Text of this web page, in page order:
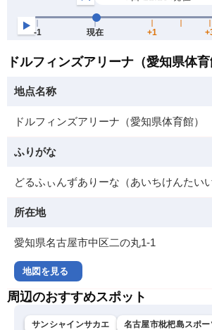
ドルフィンズアリーナ（愛知県体
地点名称
ドルフィンズアリーナ（愛知県体育館）
ふりがな
どるふぃんずありーな（あいちけんたい
所在地
愛知県名古屋市中区二の丸1-1
地図を見る
周辺のおすすめスポット
サンシャインサカエ
名古屋市枇杷島スポ